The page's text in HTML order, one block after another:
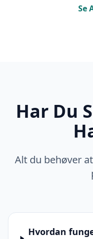
Se
Har Du
Alt du behøver
Hvordan